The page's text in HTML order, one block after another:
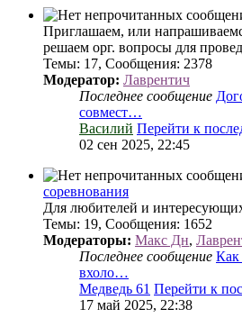
Приглашаем, или
решаем орг. вопросы для
Темы: 17, Сообщения: 2378
Модератор: Лаврентич
Последнее сообщение
совмест…
Василий Перейти к
02 сен 2025, 22:45
соревнования
Для любителей и
Темы: 19, Сообщения: 1652
Модераторы: Макс Дн,
Последнее сообщение Как
вхоло…
Медведь 61 Перейти к
17 май 2025, 22:38